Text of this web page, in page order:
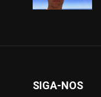
SIGA-NOS